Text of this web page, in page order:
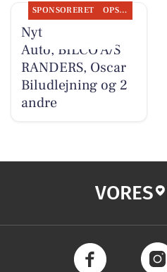
SPONSORERET OPSLAGSTAVLEN
Nyt fra Renés
Auto, BILCO A/S
RANDERS, Oscar
Biludlejning og 2
andre
VORES